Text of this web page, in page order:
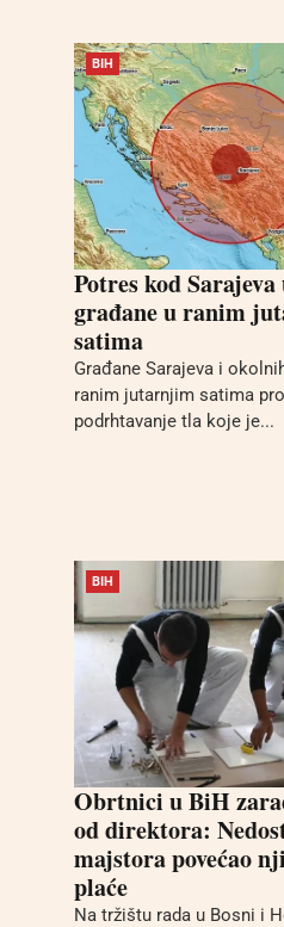
BIH
Potres kod
građane u ranim
satima
Građane Sarajeva i
ranim jutarnjim satima
podrhtavanje tla koje je...
BIH
Obrtnici u BiH
od direktora:
majstora povećao
plaće
Na tržištu rada u Bosni i